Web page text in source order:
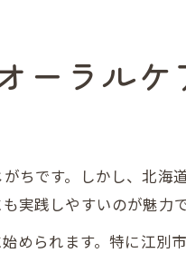
ーラルケ
ちです。しかし、北海
実践しやすいのが魅力で
められます。特に江別